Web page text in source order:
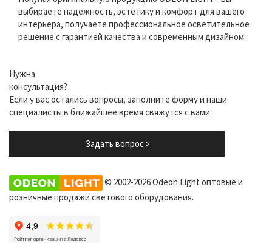
выбираете надежность, эстетику и комфорт для вашего
интерьера, получаете профессиональное осветительное
решение с гарантией качества и современным дизайном.
Нужна
консультация?
Если у вас остались вопросы, заполните форму и наши
специалисты в ближайшее время свяжутся с вами
Задать вопрос
© 2002-2026 Odeon Light оптовые и
розничные продажи светового оборудования.